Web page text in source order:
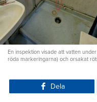
En inspektion visade att vatten
röda markeringarna) och orsakat
Dela